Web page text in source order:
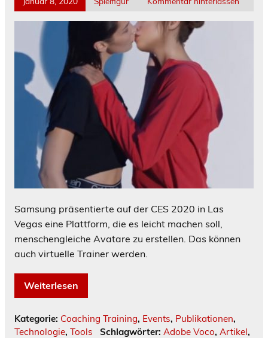
Samsung präsentierte auf der CES 2020 in Las
Vegas eine Plattform, die es leicht machen soll,
menschengleiche Avatare zu erstellen. Das können
auch virtuelle Trainer werden.
Weiterlesen
Kategorie: Coaching Training, Events, Publikationen,
Technologie, Tools Schlagwörter: Adobe Voco, Artikel,